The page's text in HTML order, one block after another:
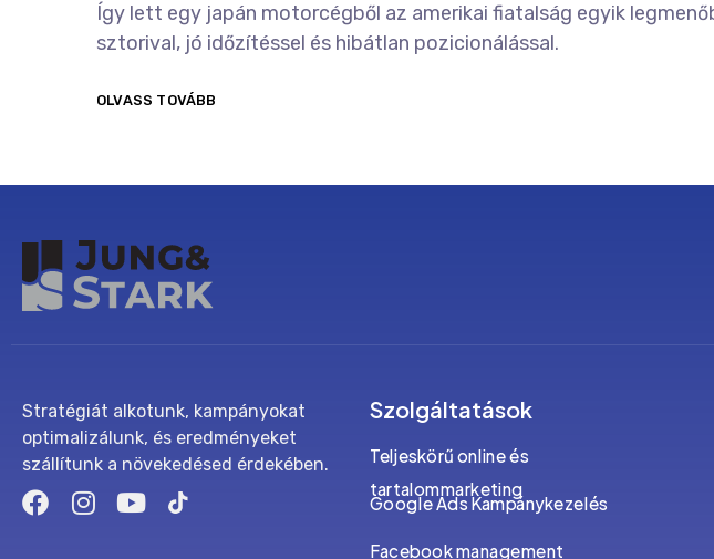
Így lett egy japán motorcégből az amerikai fiatalság egyik
sztorival, jó időzítéssel és hibátlan pozicionálással.
OLVASS TOVÁBB
Stratégiát alkotunk, kampányokat
optimalizálunk, és eredményeket
szállítunk a növekedésed érdekében.
Szolgáltatások
Teljeskörű online és
tartalommarketing
Google Ads Kampánykezelés
Facebook management